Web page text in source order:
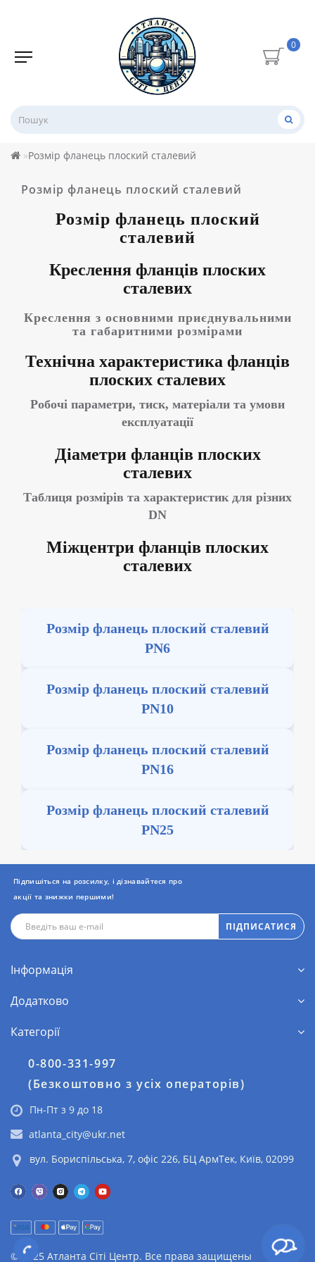
0
Розмір фланець плоский сталевий
Розмір фланець плоский сталевий
Розмір фланець плоский
сталевий
Креслення фланців плоских
сталевих
Креслення з основними приєднувальними
та габаритними розмірами
Технічна характеристика фланців
плоских сталевих
Робочі параметри, тиск, матеріали та умови
експлуатації
Діаметри фланців плоских
сталевих
Таблиця розмірів та характеристик для різних
DN
Міжцентри фланців плоских
сталевих
Розмір фланець плоский сталевий
PN6
Розмір фланець плоский сталевий
PN10
Розмір фланець плоский сталевий
PN16
Розмір фланець плоский сталевий
PN25
Підпишіться на розсилку, і дізнавайтеся про
акції та знижки першими!
ПІДПИСАТИСЯ
Інформація
Додатково
Категорії
0-800-331-997
(Безкоштовно з усіх операторів)
Пн-Пт з 9 до 18
atlanta_city@ukr.net
вул. Бориспільська, 7, офіс 226, БЦ АрмТек, Київ, 02099
© 2025 Атланта Сіті Центр. Все права защищены